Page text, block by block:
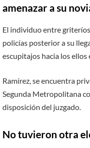
amenazar a su
El individuo entre
policías posterior a su
escupitajos hacia los ellos
Ramírez, se encuentra
Segunda Metropolitana
disposición del juzgado.
No tuvieron otra